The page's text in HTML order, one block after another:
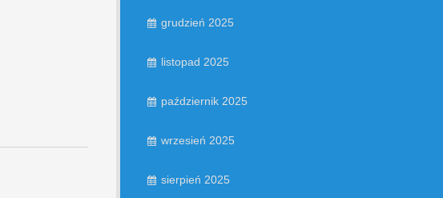
grudzień 2025
listopad 2025
październik 2025
wrzesień 2025
sierpień 2025